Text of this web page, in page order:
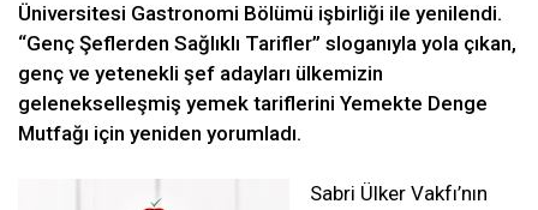
Üniversitesi Gastronomi Bölümü işbirliği ile yenilendi.
“Genç Şeflerden Sağlıklı Tarifler” sloganıyla yola çıkan,
genç ve yetenekli şef adayları ülkemizin
gelenekselleşmiş yemek tariflerini Yemekte Denge
Mutfağı için yeniden yorumladı.
Sabri Ülker Vakfı’nın